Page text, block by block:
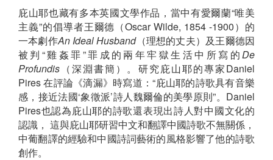
庇山耶也藏有多本英國文學作品，當中有愛爾蘭“唯美
主義”的倡導者王爾德（Oscar Wilde, 1854 -1900）的
一本劇作An Ideal Husband（理想的丈夫）及王爾德因
被判“雞姦罪”罪成的兩年牢獄生活中所寫的 De
Profundis （深淵書簡）。研究庇山耶的專家Daniel
Pires 在評論《滴漏》時寫道：“庇山耶的詩歌具有音樂
感，接近法國‘象徵派’詩人魏爾倫的美學原則”。Daniel
Pires也認為庇山耶的詩歌還表現出詩人對中國文化的
認識， 這與庇山耶研習中文和翻譯中國詩歌不無關係，
中葡翻譯的經驗和中國詩詞藝術的風格影響了他的詩歌
創作。